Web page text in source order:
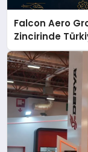
Falcon Aero
Zincirinde